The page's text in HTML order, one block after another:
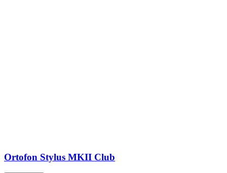
Ortofon Stylus MKII Club